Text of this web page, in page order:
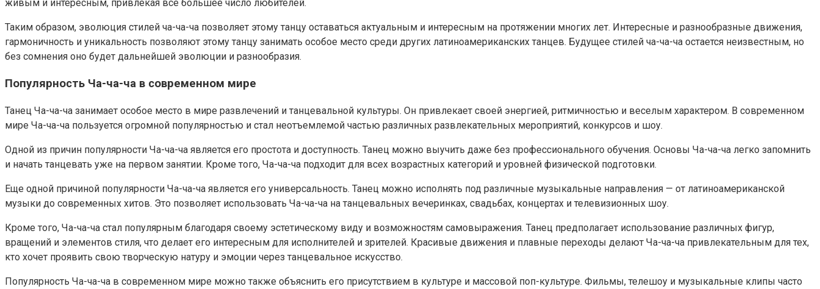
живым и интересным, привлекая всё большее число любителей.
Таким образом, эволюция стилей ча-ча-ча позволяет этому танцу оставаться актуальным и интересным на протяжении многих лет. Интересные и разнообразные движения,
гармоничность и уникальность позволяют этому танцу занимать особое место среди других латиноамериканских танцев. Будущее стилей ча-ча-ча остается неизвестным, но
без сомнения оно будет дальнейшей эволюции и разнообразия.
Популярность Ча-ча-ча в современном мире
Танец Ча-ча-ча занимает особое место в мире развлечений и танцевальной культуры. Он привлекает своей энергией, ритмичностью и веселым характером. В современном
мире Ча-ча-ча пользуется огромной популярностью и стал неотъемлемой частью различных развлекательных мероприятий, конкурсов и шоу.
Одной из причин популярности Ча-ча-ча является его простота и доступность. Танец можно выучить даже без профессионального обучения. Основы Ча-ча-ча легко запомнить
и начать танцевать уже на первом занятии. Кроме того, Ча-ча-ча подходит для всех возрастных категорий и уровней физической подготовки.
Еще одной причиной популярности Ча-ча-ча является его универсальность. Танец можно исполнять под различные музыкальные направления — от латиноамериканской
музыки до современных хитов. Это позволяет использовать Ча-ча-ча на танцевальных вечеринках, свадьбах, концертах и телевизионных шоу.
Кроме того, Ча-ча-ча стал популярным благодаря своему эстетическому виду и возможностям самовыражения. Танец предполагает использование различных фигур,
вращений и элементов стиля, что делает его интересным для исполнителей и зрителей. Красивые движения и плавные переходы делают Ча-ча-ча привлекательным для тех,
кто хочет проявить свою творческую натуру и эмоции через танцевальное искусство.
Популярность Ча-ча-ча в современном мире можно также объяснить его присутствием в культуре и массовой поп-культуре. Фильмы, телешоу и музыкальные клипы часто